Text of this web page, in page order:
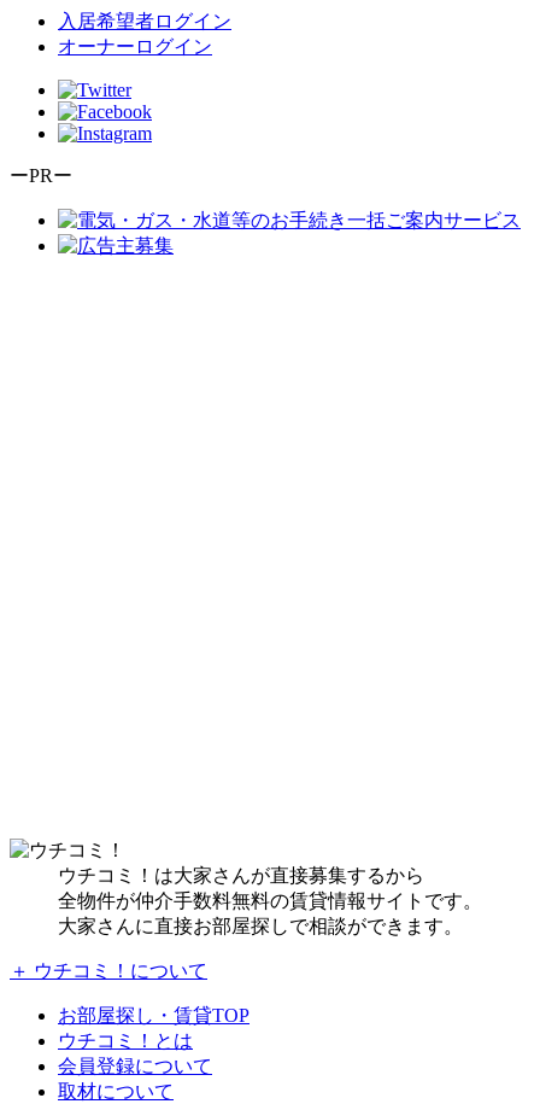
入居希望者ログイン
オーナーログイン
ーPRー
ウチコミ！は大家さんが直接募集するから
全物件が仲介手数料無料の賃貸情報サイトです。
大家さんに直接お部屋探しで相談ができます。
＋ ウチコミ！について
お部屋探し・賃貸TOP
ウチコミ！とは
会員登録について
取材について